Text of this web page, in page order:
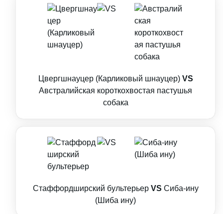
Цвергшнауцер (Карликовый шнауцер) VS
Австралийская короткохвостая пастушья
собака
Стаффордширский бультерьер VS Сиба-ину
(Шиба ину)